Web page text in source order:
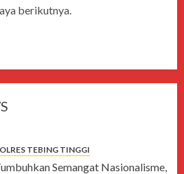
berikutnya.
TEBING TINGGI
Semangat Nasionalisme,